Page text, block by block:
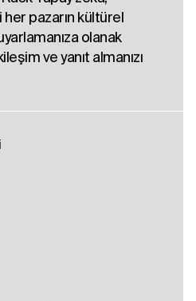
pazarın kültürel
olanak
ve yanıt almanızı